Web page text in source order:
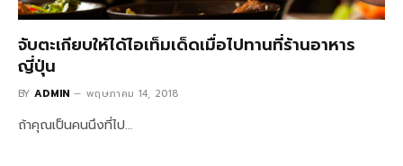
จับตะเกียบให้ได้ไอเท็มเด็ดเมื่อไปทานที่ร้านอาหาร
ญี่ปุ่น
BY ADMIN พฤษภาคม 14, 2018
ถ้าคุณเป็นคนนึงที่ไป…